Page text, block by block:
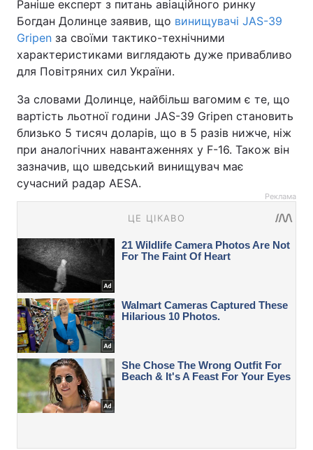
Раніше експерт з питань авіаційного ринку
Богдан Долинце заявив, що винищувачі JAS-39
Gripen за своїми тактико-технічними
характеристиками виглядають дуже привабливо
для Повітряних сил України.
За словами Долинце, найбільш вагомим є те, що
вартість льотної години JAS-39 Gripen становить
близько 5 тисяч доларів, що в 5 разів нижче, ніж
при аналогічних навантаженнях у F-16. Також він
зазначив, що шведський винищувач має
сучасний радар AESA.
Реклама